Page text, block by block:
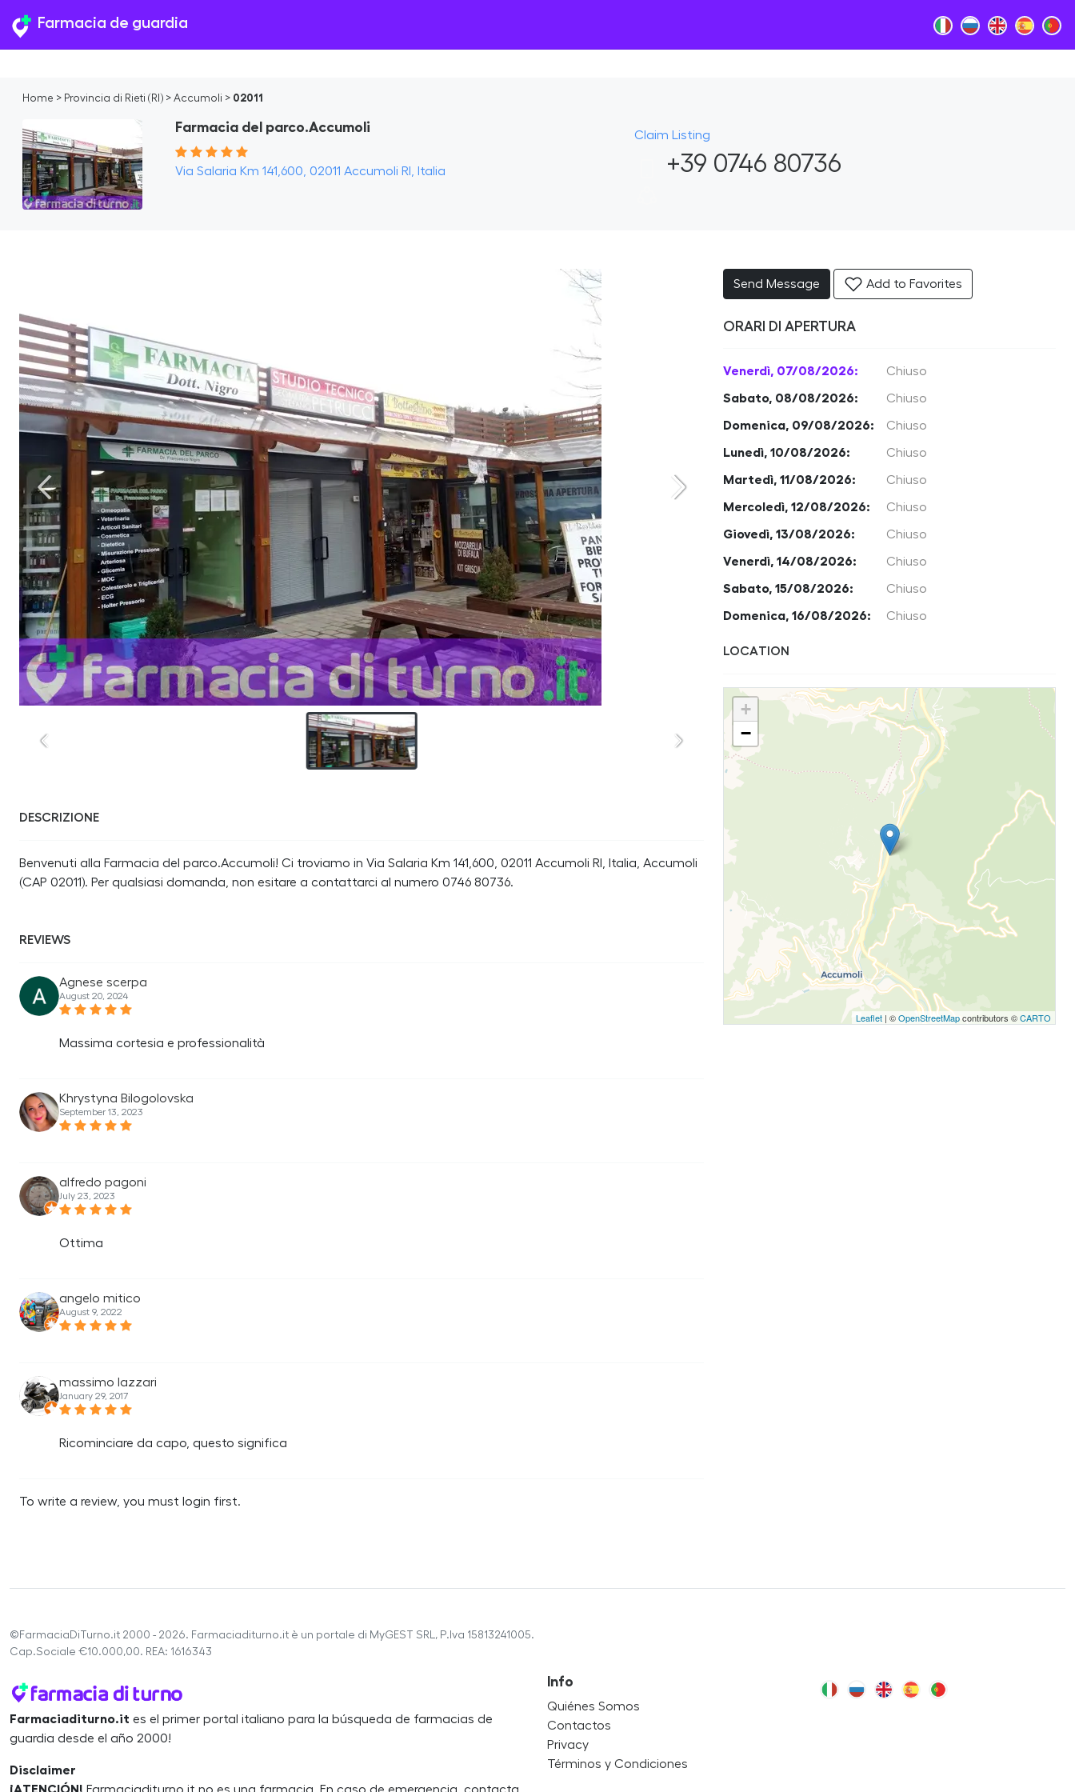
Farmacia de guardia
Home > Provincia di Rieti (RI) > Accumoli > 02011
Farmacia del parco.Accumoli
Via Salaria Km 141,600, 02011 Accumoli RI, Italia
Claim Listing
+39 0746 80736
DESCRIZIONE
Benvenuti alla Farmacia del parco.Accumoli! Ci troviamo in Via Salaria Km 141,600, 02011 Accumoli RI, Italia, Accumoli
(CAP 02011). Per qualsiasi domanda, non esitare a contattarci al numero 0746 80736.
REVIEWS
Agnese scerpa
August 20, 2024
Massima cortesia e professionalità
Khrystyna Bilogolovska
September 13, 2023
alfredo pagoni
July 23, 2023
Ottima
angelo mitico
August 9, 2022
massimo lazzari
January 29, 2017
Ricominciare da capo, questo significa
To write a review, you must login first.
Send Message Add to Favorites
ORARI DI APERTURA
Venerdì, 07/08/2026: Chiuso
Sabato, 08/08/2026: Chiuso
Domenica, 09/08/2026: Chiuso
Lunedì, 10/08/2026: Chiuso
Martedì, 11/08/2026: Chiuso
Mercoledì, 12/08/2026: Chiuso
Giovedì, 13/08/2026: Chiuso
Venerdì, 14/08/2026: Chiuso
Sabato, 15/08/2026: Chiuso
Domenica, 16/08/2026: Chiuso
LOCATION
+
−
Leaflet | ©OpenStreetMapcontributors ©CARTO
©FarmaciaDiTurno.it 2000 - 2026. Farmaciaditurno.it è un portale di MyGEST SRL, P.Iva 15813241005.
Cap.Sociale €10.000,00. REA: 1616343
Farmaciaditurno.it es el primer portal italiano para la búsqueda de farmacias de
guardia desde el año 2000!
Disclaimer
Info
Quiénes Somos
Contactos
Privacy
Términos y Condiciones